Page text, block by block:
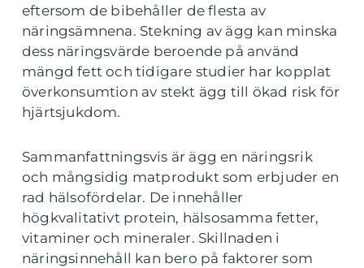
eftersom de bibehåller de flesta av
näringsämnena. Stekning av ägg kan minska
dess näringsvärde beroende på använd
mängd fett och tidigare studier har kopplat
överkonsumtion av stekt ägg till ökad risk för
hjärtsjukdom.
Sammanfattningsvis är ägg en näringsrik
och mångsidig matprodukt som erbjuder en
rad hälsofördelar. De innehåller
högkvalitativt protein, hälsosamma fetter,
vitaminer och mineraler. Skillnaden i
näringsinnehåll kan bero på faktorer som